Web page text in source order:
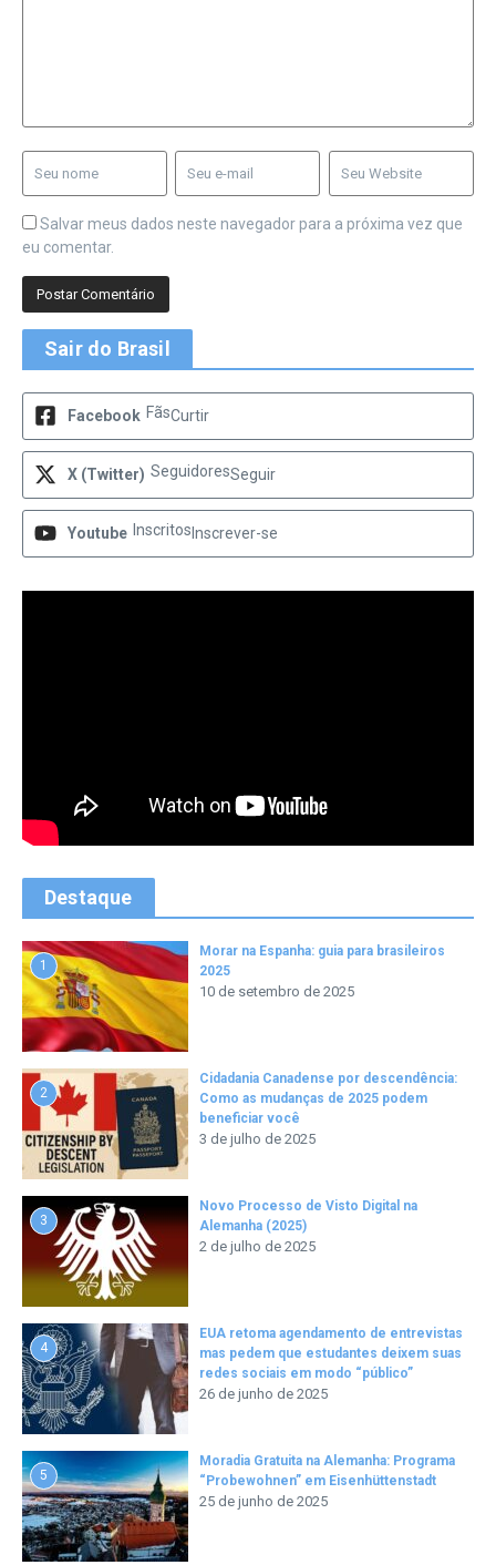
Salvar meus dados neste navegador para a próxima vez que
eu comentar.
Sair do Brasil
Facebook FãsCurtir
X (Twitter) SeguidoresSeguir
Youtube Inscritos Inscrever-se
Destaque
1
Morar na Espanha: guia para brasileiros
2025
10 de setembro de 2025
2
Cidadania Canadense por descendência:
Como as mudanças de 2025 podem
beneficiar você
3 de julho de 2025
3
Novo Processo de Visto Digital na
Alemanha (2025)
2 de julho de 2025
4
EUA retoma agendamento de entrevistas
mas pedem que estudantes deixem suas
redes sociais em modo “público”
26 de junho de 2025
5
Moradia Gratuita na Alemanha: Programa
“Probewohnen” em Eisenhüttenstadt
25 de junho de 2025